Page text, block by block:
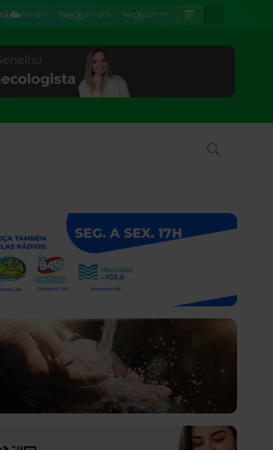
☁️34°/21° Seg⛈31°/20° Ter⛈32°/19°